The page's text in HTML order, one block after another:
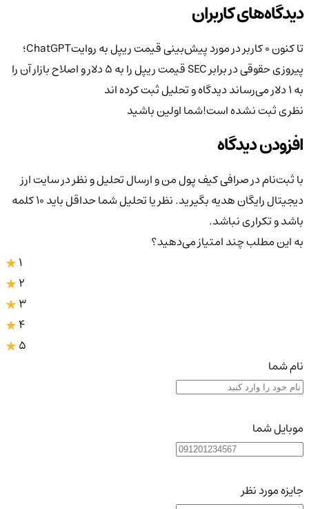
دیدگاه‌های کاربران
تا کنون 0 کاربر در مورد
پیش‌بینی قیمت ریپل به روایتChatGPT؛
پیروزی حقوقی در برابر SEC قیمت ریپل را به ۵ دلار و اصلاح بازار آن را
به ۱ دلار می‌رساند
دیدگاه و تحلیل ثبت کرده اند
نظری ثبت نشده است!شما اولین باشید
افزودن دیدگاه
با ثبت‌نام در صرافی کیف پول من و ارسال تحلیل و نظر در سایت ارز
دیجیتال رایگان هدیه بگیرید. نظر یا تحلیل شما حداقل باید ۱۰ کلمه
باشد و تکراری نباشد.
به این مطلب چند امتیاز می‌دهید؟
3
4
5
نام شما
موبایل شما
جایزه مورد نظر